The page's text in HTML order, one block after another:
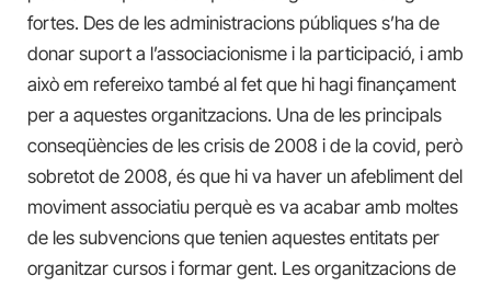
fortes. Des de les administracions públiques s’ha de
donar suport a l’associacionisme i la participació, i amb
això em refereixo també al fet que hi hagi finançament
per a aquestes organitzacions. Una de les principals
conseqüències de les crisis de 2008 i de la covid, però
sobretot de 2008, és que hi va haver un afebliment del
moviment associatiu perquè es va acabar amb moltes
de les subvencions que tenien aquestes entitats per
organitzar cursos i formar gent. Les organitzacions de